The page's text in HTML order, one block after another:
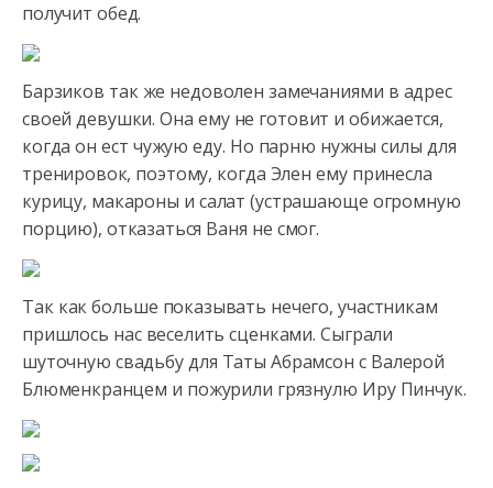
получит обед.
Барзиков так же недоволен замечаниями в адрес
своей девушки. Она ему не готовит и обижается,
когда он ест чужую еду. Но парню нужны силы для
тренировок, поэтому, когда Элен ему принесла
курицу, макароны и салат (устрашающе огромную
порцию), отказаться Ваня не смог.
Так как больше показывать нечего, участникам
пришлось нас веселить сценками. Сыграли
шуточную свадьбу для Таты Абрамсон с Валерой
Блюменкранцем и пожурили грязнулю Иру Пинчук.